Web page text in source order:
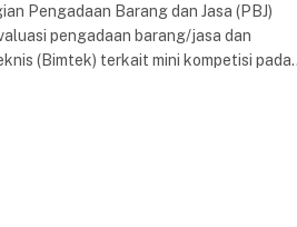
Pengadaan Barang dan Jasa (PBJ)
pengadaan barang/jasa dan
(Bimtek) terkait mini kompetisi